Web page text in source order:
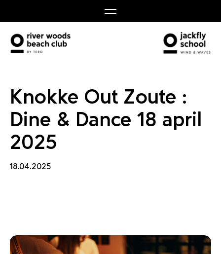
&
Knokke Out Zoute :
Dine & Dance 18 april
2025
18.04.2025